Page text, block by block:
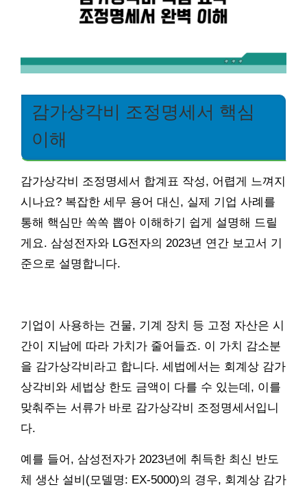
감가상각비 조정명세서 핵심
이해
감가상각비 조정명세서 합계표 작성, 어렵게 느껴지
시나요? 복잡한 세무 용어 대신, 실제 기업 사례를
통해 핵심만 쏙쏙 뽑아 이해하기 쉽게 설명해 드릴
게요. 삼성전자와 LG전자의 2023년 연간 보고서 기
준으로 설명합니다.
기업이 사용하는 건물, 기계 장치 등 고정 자산은 시
간이 지남에 따라 가치가 줄어들죠. 이 가치 감소분
을 감가상각비라고 합니다. 세법에서는 회계상 감가
상각비와 세법상 한도 금액이 다를 수 있는데, 이를
맞춰주는 서류가 바로 감가상각비 조정명세서입니
다.
예를 들어, 삼성전자가 2023년에 취득한 최신 반도
체 생산 설비(모델명: EX-5000)의 경우, 회계상 감가